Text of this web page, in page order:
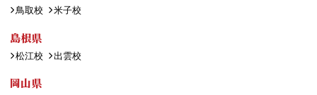
鳥取校 米子校
島根県
松江校 出雲校
岡山県